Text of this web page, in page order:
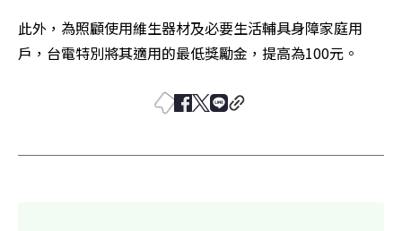
此外，為照顧使用維生器材及必要生活輔具身障家庭用
戶，台電特別將其適用的最低獎勵金，提高為100元。